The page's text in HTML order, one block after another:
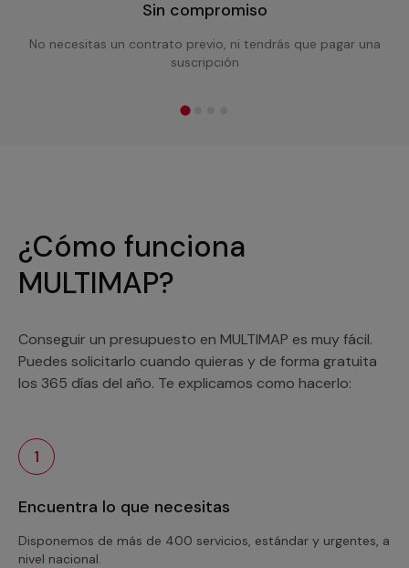
Sin compromiso
No necesitas un contrato previo, ni tendrás que pagar una
suscripción
¿Cómo funciona
MULTIMAP?
Conseguir un presupuesto en MULTIMAP es muy fácil.
Puedes solicitarlo cuando quieras y de forma gratuita
los 365 días del año. Te explicamos como hacerlo:
1
Encuentra lo que necesitas
Disponemos de más de 400 servicios, estándar y urgentes, a
nivel nacional.